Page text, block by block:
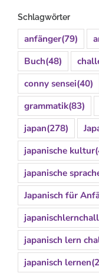
Schlagwörter
anfänger(79)
Buch(48)
conny sensei(40)
grammatik(83)
japan(278)
japanische kultur
japanische
Japanisch für
japanisch lern
japanisch lernen